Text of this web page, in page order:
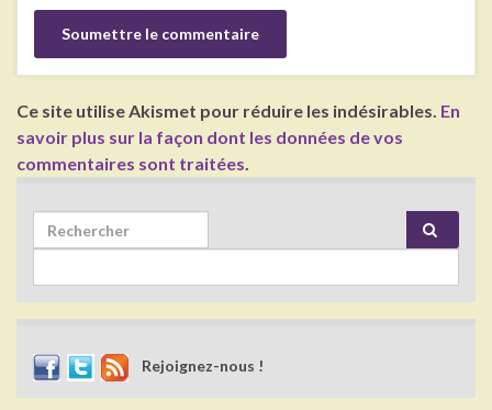
Ce site utilise Akismet pour réduire les indésirables. En
savoir plus sur la façon dont les données de vos
commentaires sont traitées.
Search for:
Rejoignez-nous !